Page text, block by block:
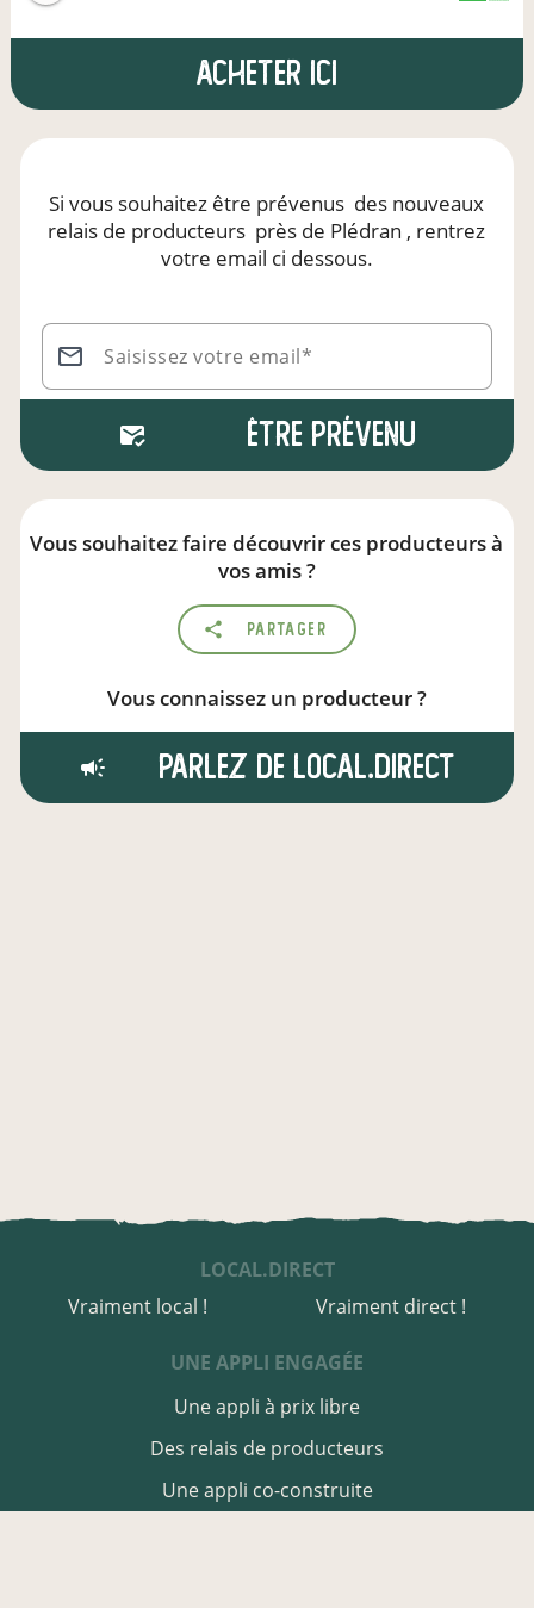
Acheter ici
Si vous souhaitez être prévenus des nouveaux
relais de producteurs près de Plédran , rentrez
votre email ci dessous.
Saisissez votre email*
Être prévenu
Vous souhaitez faire découvrir ces producteurs à
vos amis ?
Partager
Vous connaissez un producteur ?
Parlez de local.direct
LOCAL.DIRECT
Vraiment local !
Vraiment direct !
UNE APPLI ENGAGÉE
Une appli à prix libre
Des relais de producteurs
Une appli co-construite